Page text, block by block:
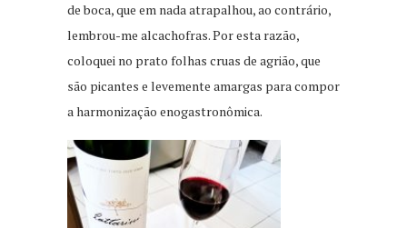
de boca, que em nada atrapalhou, ao contrário,
lembrou-me alcachofras. Por esta razão,
coloquei no prato folhas cruas de agrião, que
são picantes e levemente amargas para compor
a harmonização enogastronômica.